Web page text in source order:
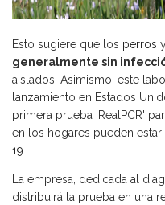
Esto sugiere que los perros
generalmente sin
aislados. Asimismo, este
lanzamiento en Estados
primera prueba 'RealPCR'
en los hogares pueden
19.
La empresa, dedicada al
distribuirá la prueba en una